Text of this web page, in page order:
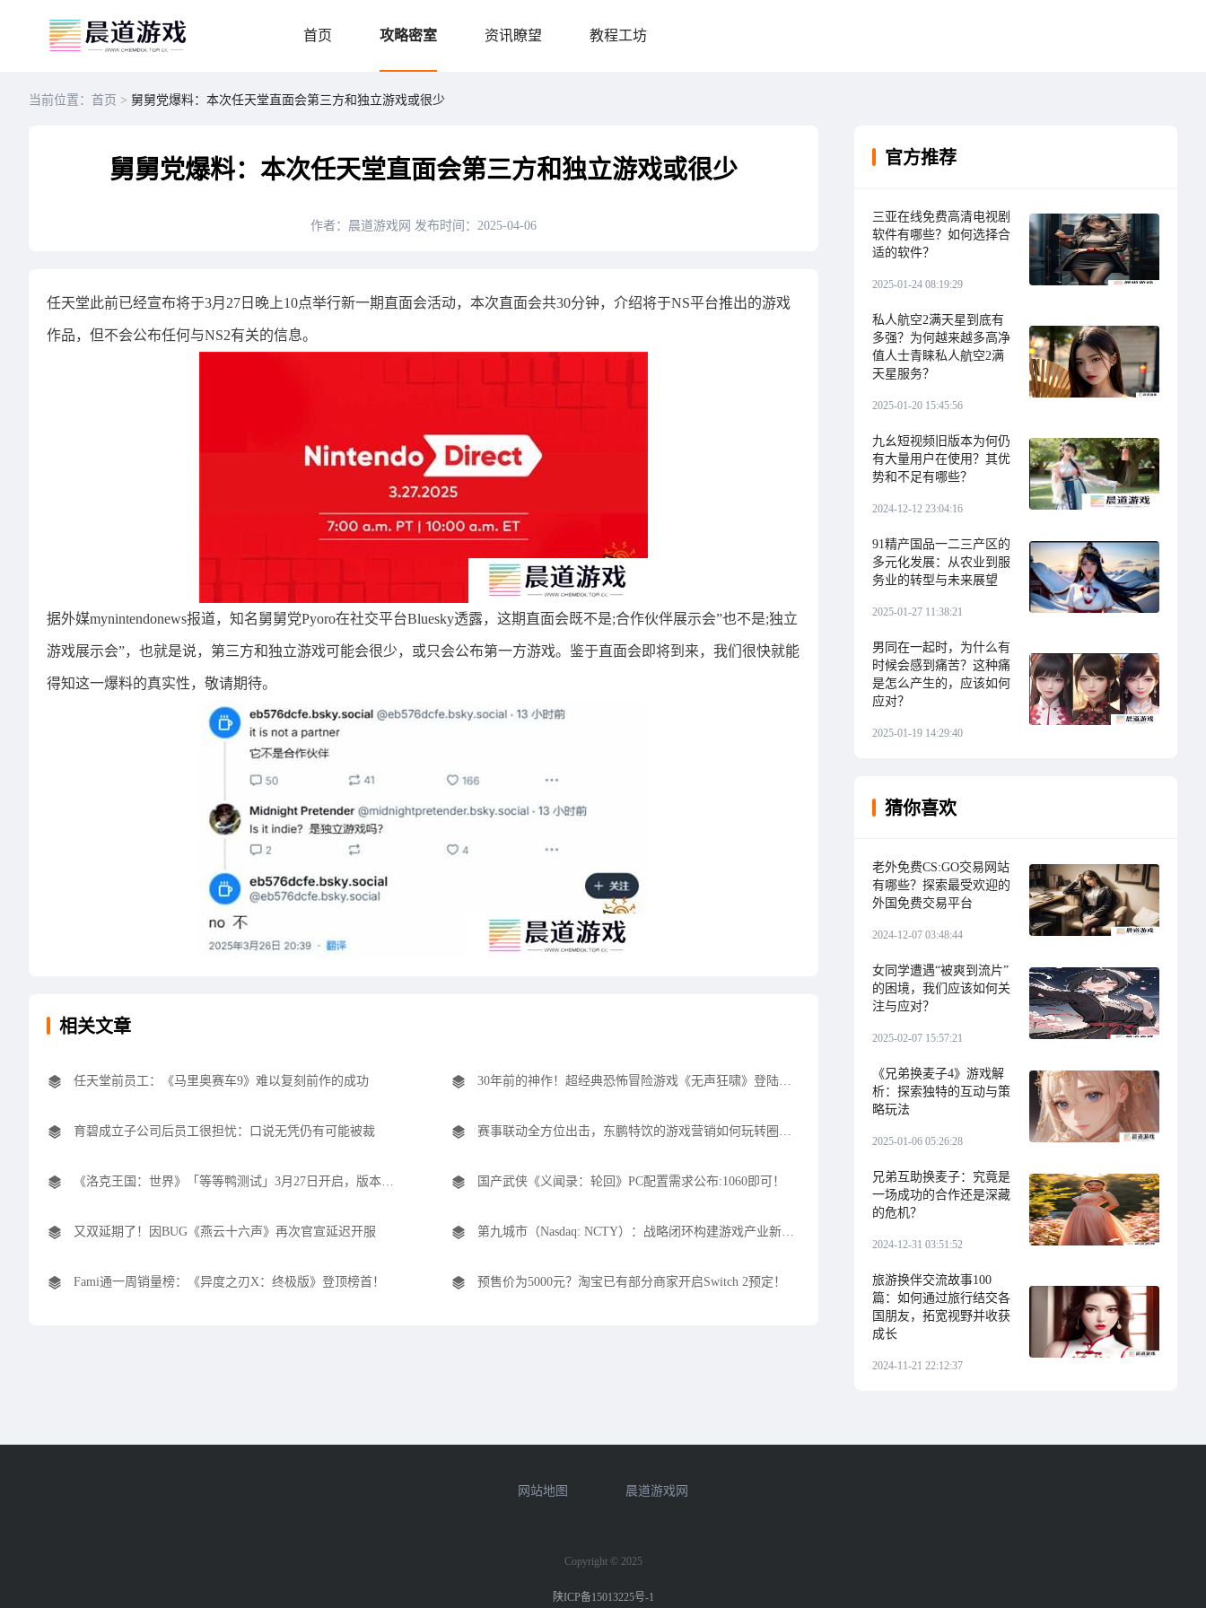
首页 攻略密室 资讯瞭望 教程工坊
当前位置：首页 > 舅舅党爆料：本次任天堂直面会第三方和独立游戏或很少
舅舅党爆料：本次任天堂直面会第三方和独立游戏或很少
作者：晨道游戏网 发布时间：2025-04-06
任天堂此前已经宣布将于3月27日晚上10点举行新一期直面会活动，本次直面会共30分钟，介绍将于NS平台推出的游戏
作品，但不会公布任何与NS2有关的信息。
据外媒mynintendonews报道，知名舅舅党Pyoro在社交平台Bluesky透露，这期直面会既不是;合作伙伴展示会”也不是;独立
游戏展示会”，也就是说，第三方和独立游戏可能会很少，或只会公布第一方游戏。鉴于直面会即将到来，我们很快就能
得知这一爆料的真实性，敬请期待。
相关文章
任天堂前员工：《马里奥赛车9》难以复刻前作的成功 30年前的神作！超经典恐怖冒险游戏《无声狂啸》登陆主机平台
育碧成立子公司后员工很担忧：口说无凭仍有可能被裁 赛事联动全方位出击，东鹏特饮的游戏营销如何玩转圈层经济？
《洛克王国：世界》「等等鸭测试」3月27日开启，版本内容抢先看！ 国产武侠《义闻录：轮回》PC配置需求公布:1060即可！
又双延期了！因BUG《燕云十六声》再次官宣延迟开服 第九城市（Nasdaq: NCTY）：战略闭环构建游戏产业新生态，基本面夯实驱动价值重估
Fami通一周销量榜：《异度之刃X：终极版》登顶榜首！ 预售价为5000元？淘宝已有部分商家开启Switch 2预定！
官方推荐
三亚在线免费高清电视剧
软件有哪些？如何选择合
适的软件？
2025-01-24 08:19:29
私人航空2满天星到底有
多强？为何越来越多高净
值人士青睐私人航空2满
天星服务？
2025-01-20 15:45:56
九幺短视频旧版本为何仍
有大量用户在使用？其优
势和不足有哪些？
2024-12-12 23:04:16
91精产国品一二三产区的
多元化发展：从农业到服
务业的转型与未来展望
2025-01-27 11:38:21
男同在一起时，为什么有
时候会感到痛苦？这种痛
是怎么产生的，应该如何
应对？
2025-01-19 14:29:40
猜你喜欢
老外免费CS:GO交易网站
有哪些？探索最受欢迎的
外国免费交易平台
2024-12-07 03:48:44
女同学遭遇“被爽到流片”
的困境，我们应该如何关
注与应对？
2025-02-07 15:57:21
《兄弟换麦子4》游戏解
析：探索独特的互动与策
略玩法
2025-01-06 05:26:28
兄弟互助换麦子：究竟是
一场成功的合作还是深藏
的危机？
2024-12-31 03:51:52
旅游换伴交流故事100
篇：如何通过旅行结交各
国朋友，拓宽视野并收获
成长
2024-11-21 22:12:37
网站地图 晨道游戏网
Copyright © 2025
陕ICP备15013225号-1